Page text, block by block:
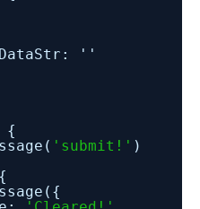
''
{
'submit!' )